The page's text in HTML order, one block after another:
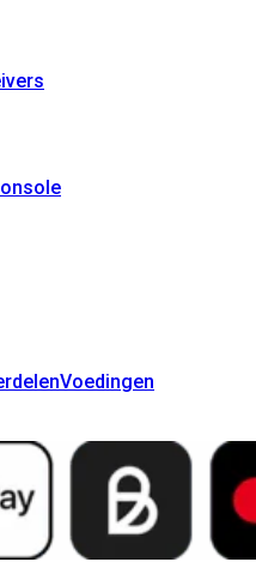
Voedingen